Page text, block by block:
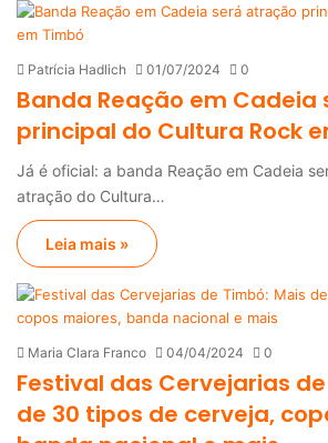
Patrícia Hadlich 01/07/2024 0
Banda Reação em
principal do Cultura Rock
Já é oficial: a banda Reação em Cadeia
atração do Cultura…
Leia mais »
Maria Clara Franco 04/04/2024 0
Festival das Cervejarias
de 30 tipos de cerveja,